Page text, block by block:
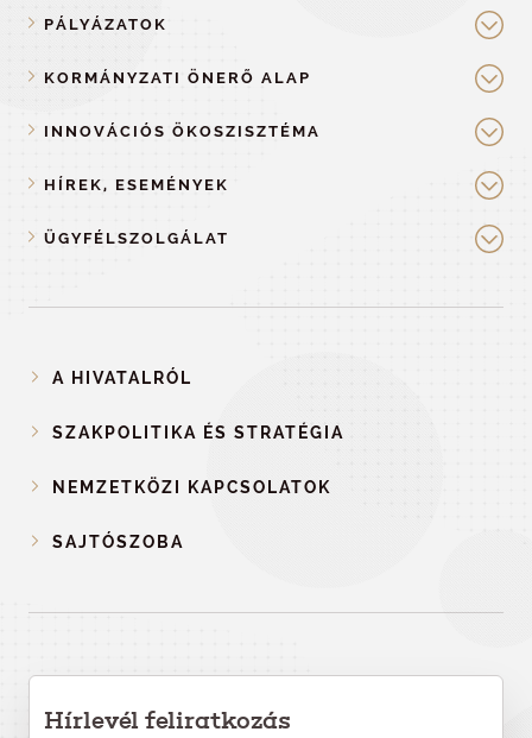
PÁLYÁZATOK
KORMÁNYZATI ÖNERŐ ALAP
INNOVÁCIÓS ÖKOSZISZTÉMA
HÍREK, ESEMÉNYEK
ÜGYFÉLSZOLGÁLAT
A HIVATALRÓL
SZAKPOLITIKA ÉS STRATÉGIA
NEMZETKÖZI KAPCSOLATOK
SAJTÓSZOBA
Hírlevél feliratkozás